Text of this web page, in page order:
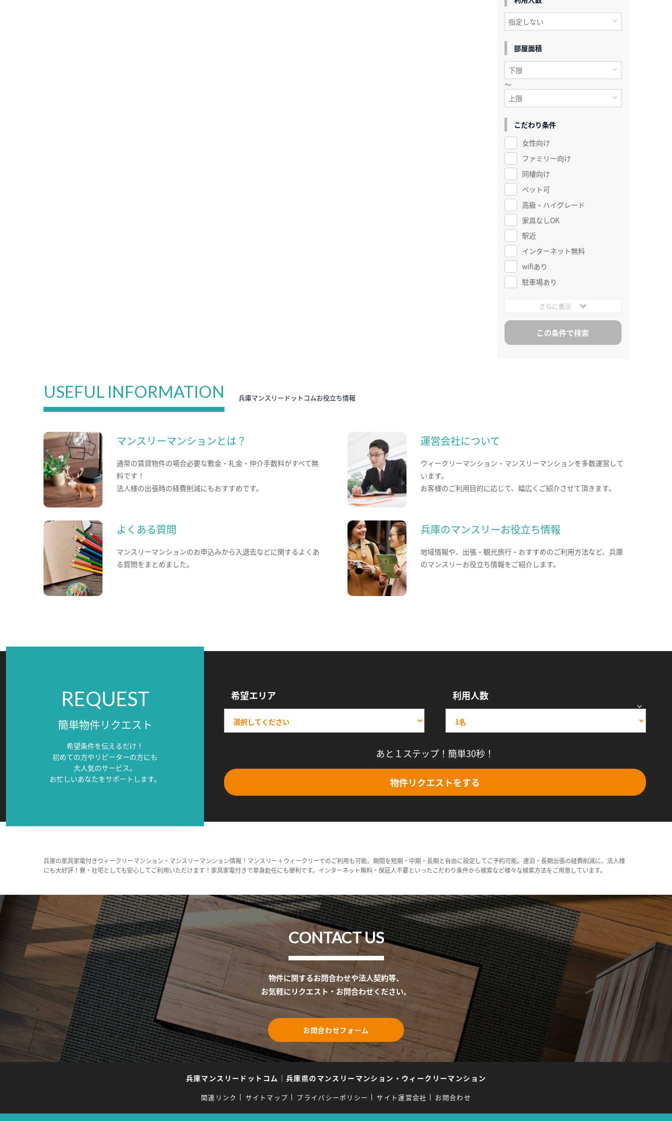
部屋面積
～
こだわり条件
女性向け
ファミリー向け
同棲向け
ペット可
高級・ハイグレード
家具なしOK
駅近
インターネット無料
wifiあり
駐車場あり
さらに表示
USEFUL INFORMATION 兵庫マンスリードットコムお役立ち情報
マンスリーマンションとは？
通常の賃貸物件の場合必要な敷金・礼金・仲介手数料がすべて無
料です！
法人様の出張時の経費削減にもおすすめです。
運営会社について
ウィークリーマンション・マンスリーマンションを多数運営して
います。
お客様のご利用目的に応じて、幅広くご紹介させて頂きます。
よくある質問
マンスリーマンションのお申込みから入退去などに関するよくあ
る質問をまとめました。
兵庫のマンスリーお役立ち情報
地域情報や、出張・観光旅行・おすすめのご利用方法など、兵庫
のマンスリーお役立ち情報をご紹介します。
REQUEST
簡単物件リクエスト
希望条件を伝えるだけ！
初めての方やリピーターの方にも
大人気のサービス。
お忙しいあなたをサポートします。
希望エリア 利用人数
あと１ステップ！簡単30秒！
物件リクエストをする
兵庫の家具家電付きウィークリーマンション・マンスリーマンション情報！マンスリー＋ウィークリーでのご利用も可能。期間を短期・中期・長期と自由に設定してご予約可能。連泊・長期出張の経費削減に、法人様
にも大好評！寮・社宅としても安心してご利用いただけます！家具家電付きで単身赴任にも便利です。インターネット無料・保証人不要といったこだわり条件から検索など様々な検索方法をご用意しています。
CONTACT US
物件に関するお問合わせや法人契約等、
お気軽にリクエスト・お問合わせください。
お問合わせフォーム
兵庫マンスリードットコム ｜ 兵庫県のマンスリーマンション・ウィークリーマンション
関連リンク サイトマップ プライバシーポリシー サイト運営会社 お問合わせ